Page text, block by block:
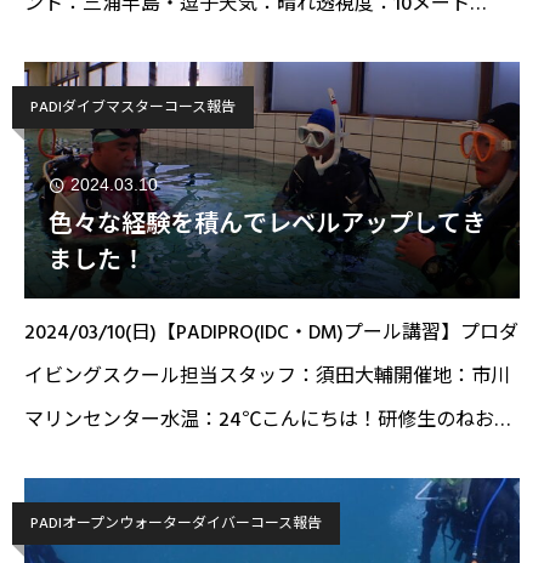
日は三浦半島の逗
PADIダイブマスターコース報告
2024.03.10
色々な経験を積んでレベルアップしてき
ました！
2024/03/10(日)【PADIPRO(IDC・DM)プール講習】プロダ
イビングスクール担当スタッフ：須田大輔開催地：市川
マリンセンター水温：24℃こんにちは！研修生のねおデ
うことでやってき
PADIオープンウォーターダイバーコース報告